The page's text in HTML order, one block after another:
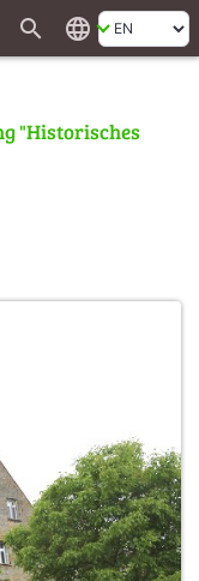
search language
"Historisches